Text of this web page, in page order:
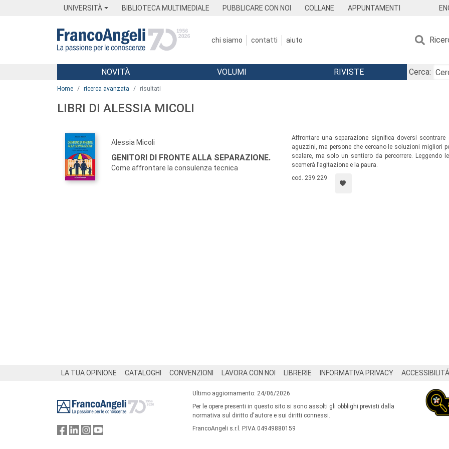
UNIVERSITÀ BIBLIOTECA MULTIMEDIALE PUBBLICARE CON NOI COLLANE APPUNTAMENTI
chi siamo contatti aiuto
Menu
NOVITÀ VOLUMI RIVISTE
Cerca:
Home ricerca avanzata risultati
LIBRI DI ALESSIA MICOLI
Alessia Micoli
GENITORI DI FRONTE ALLA SEPARAZIONE.
Come affrontare la consulenza tecnica
Affrontare una separazione significa doversi
aguzzini, ma persone che cercano le soluzioni migliori
scalare, ma solo un sentiero da percorrere.
scemerà l’agitazione e la paura.
cod. 239.229
LA TUA OPINIONE CATALOGHI CONVENZIONI LAVORA CON NOI LIBRERIE INFORMATIVA PRIVACY ACCESSIBILITÁ
Ultimo aggiornamento: 24/06/2026
Per le opere presenti in questo sito si sono assolti gli obblighi previsti dalla
normativa sul diritto d'autore e sui diritti connessi.
FrancoAngeli s.r.l. P.IVA 04949880159